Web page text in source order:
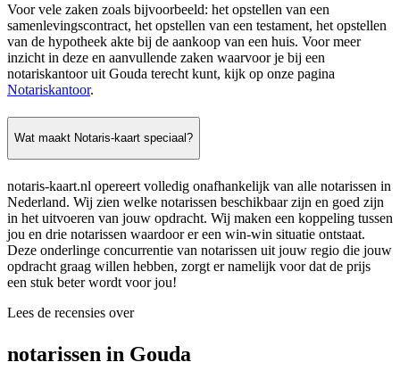
Voor vele zaken zoals bijvoorbeeld: het opstellen van een
samenlevingscontract, het opstellen van een testament, het opstellen
van de hypotheek akte bij de aankoop van een huis. Voor meer
inzicht in deze en aanvullende zaken waarvoor je bij een
notariskantoor uit Gouda terecht kunt, kijk op onze pagina
Notariskantoor.
Wat maakt Notaris-kaart speciaal?
notaris-kaart.nl opereert volledig onafhankelijk van alle notarissen in
Nederland. Wij zien welke notarissen beschikbaar zijn en goed zijn
in het uitvoeren van jouw opdracht. Wij maken een koppeling tussen
jou en drie notarissen waardoor er een win-win situatie ontstaat.
Deze onderlinge concurrentie van notarissen uit jouw regio die jouw
opdracht graag willen hebben, zorgt er namelijk voor dat de prijs
een stuk beter wordt voor jou!
Lees de recensies over
notarissen in Gouda